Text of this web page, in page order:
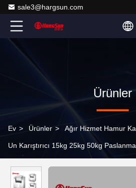
sale3@hargsun.com
Ürünler
Ev > Ürünler > Ağır Hizmet Hamur
Un Karıştırıcı 15kg 25kg 50kg